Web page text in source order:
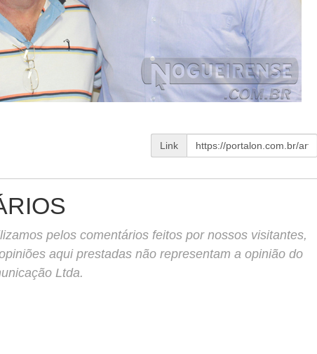
Link
pelos comentários feitos por nossos visitantes,
aqui prestadas não representam a opinião do
Ltda.